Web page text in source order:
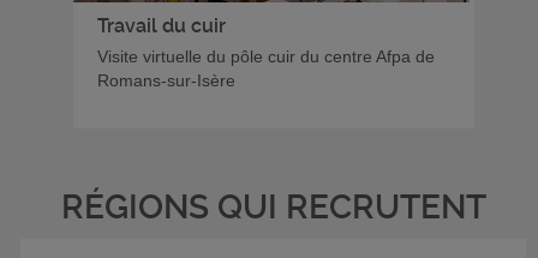
Travail du cuir
Visite virtuelle du pôle cuir du centre Afpa de
Romans-sur-Isère
RÉGIONS QUI RECRUTENT